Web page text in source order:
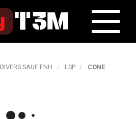
DIVERS SAUF FNH LSP CONE